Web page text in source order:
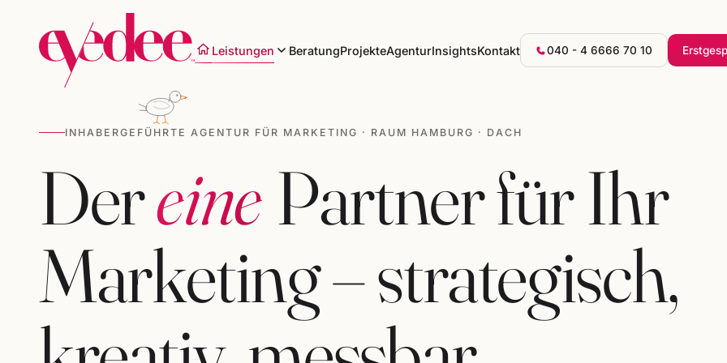
Leistungen BeratungProjekteAgenturInsightsKontakt 040 - 4 6666 70 10
Marke & Design
Websites & Shops
Online-Marketing
SEO & KI-Sichtbarkeit
INHABERGEFÜHRTE AGENTUR FÜR MARKETING · RAUM HAMBURG · DACH
DereinePartner für Ihr
Marketing – strategisch,